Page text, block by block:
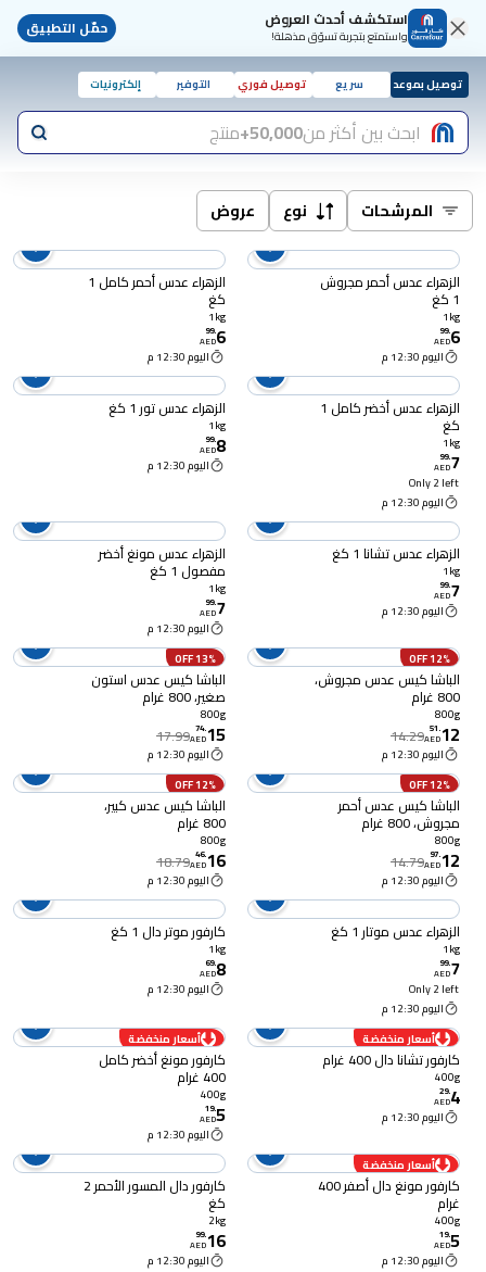
استكشف أحدث العروض
واستمتع بتجربة تسوّق مذهلة! حمّل التطبيق
توصيل بموعد سريع توصيل فوري التوفير إلكترونيات
ابحث بين أكثر من50,000+ منتج
المرشحات نوع عروض
الزهراء عدس أحمر مجروش
1 كغ
1kg
6
.
99
AED
اليوم 12:30 م
الزهراء عدس أحمر كامل 1
كغ
1kg
6
.
99
AED
اليوم 12:30 م
الزهراء عدس أخضر كامل 1
كغ
1kg
7
.
99
AED
Only 2 left
اليوم 12:30 م
الزهراء عدس تور 1 كغ
1kg
8
.
99
AED
اليوم 12:30 م
الزهراء عدس تشانا 1 كغ
1kg
7
.
99
AED
اليوم 12:30 م
الزهراء عدس مونغ أخضر
مفصول 1 كغ
1kg
7
.
99
AED
اليوم 12:30 م
12% OFF
الباشا كيس عدس مجروش،
800 غرام
800g
12
.
51
AED
14.29
اليوم 12:30 م
13% OFF
الباشا كيس عدس استون
صغير، 800 غرام
800g
15
.
74
AED
17.99
اليوم 12:30 م
12% OFF
الباشا كيس عدس أحمر
مجروش، 800 غرام
800g
12
.
97
AED
14.79
اليوم 12:30 م
12% OFF
الباشا كيس عدس كبير،
800 غرام
800g
16
.
46
AED
18.79
اليوم 12:30 م
الزهراء عدس موتار 1 كغ
1kg
7
.
99
AED
Only 2 left
اليوم 12:30 م
كارفور موتر دال 1 كغ
1kg
8
.
69
AED
اليوم 12:30 م
أسعار منخفضة
كارفور تشانا دال 400 غرام
400g
4
.
29
AED
اليوم 12:30 م
أسعار منخفضة
كارفور مونغ أخضر كامل
400 غرام
400g
5
.
19
AED
اليوم 12:30 م
أسعار منخفضة
كارفور مونغ دال أصفر 400
غرام
400g
5
.
19
AED
اليوم 12:30 م
كارفور دال المسور الأحمر 2
كغ
2kg
16
.
99
AED
اليوم 12:30 م